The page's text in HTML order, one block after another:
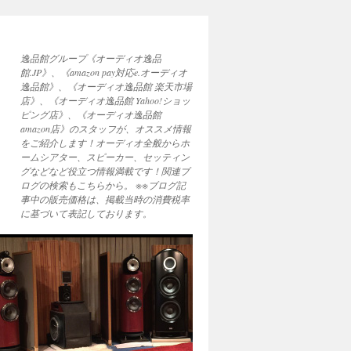
逸品館グループ《オーディオ逸品
館.JP》、《amazon pay対応e.オーディオ
逸品館》、《オーディオ逸品館 楽天市場
店》、《オーディオ逸品館 Yahoo!ショッ
ピング店》、《オーディオ逸品館
amazon店》のスタッフが、オススメ情報
をご紹介します！オーディオ全般からホ
ームシアター、スピーカー、セッティン
グなどなど役立つ情報満載です！関連ブ
ログの検索もこちらから。 ※※ブログ記
事中の販売価格は、掲載当時の消費税率
に基づいて表記しております。